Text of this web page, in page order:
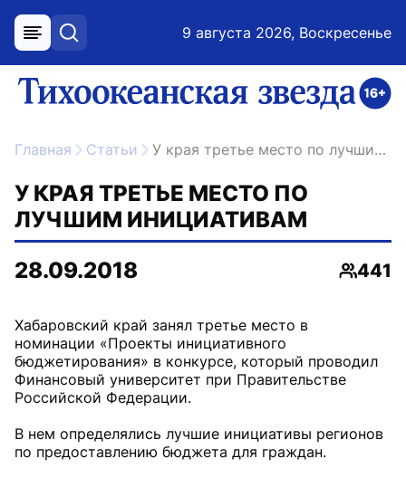
меню поиск 9 августа 2026, Воскресенье
ссылка на главную
Главная Статьи У края третье место по лучшим инициативам
У КРАЯ ТРЕТЬЕ МЕСТО ПО
ЛУЧШИМ ИНИЦИАТИВАМ
28.09.2018
441
Хабаровский край занял третье место в
номинации «Проекты инициативного
бюджетирования» в конкурсе, который проводил
Финансовый университет при Правительстве
Российской Федерации.
В нем определялись лучшие инициативы регионов
по предоставлению бюджета для граждан.